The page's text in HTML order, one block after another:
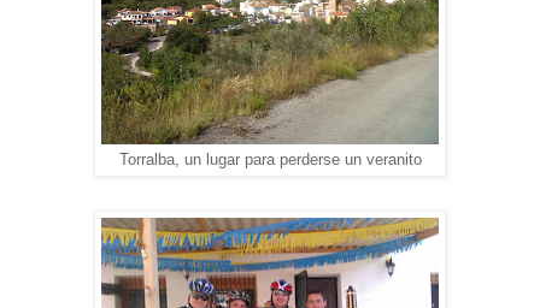
Torralba, un lugar para perderse un veranito